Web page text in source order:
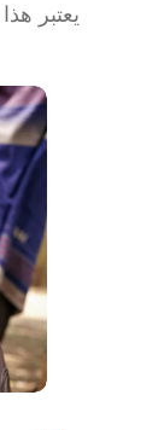
يعتبر